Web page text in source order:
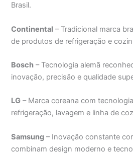
Brasil.
Continental – Tradicional marca
de produtos de refrigeração e
Bosch – Tecnologia alemã
inovação, precisão e qualidade
LG – Marca coreana com
refrigeração, lavagem e linha de
Samsung – Inovação constante
combinam design moderno e